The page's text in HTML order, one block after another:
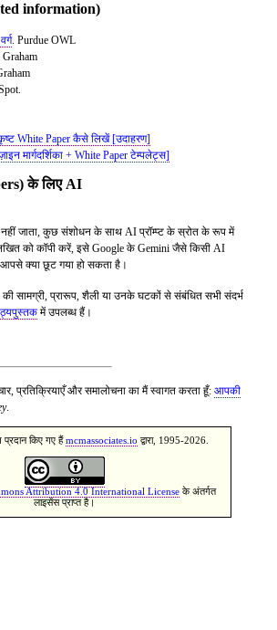
information)
. Purdue OWL
White Paper कैसे लिखें [उदाहरण]
मार्गदर्शिका + White Paper टेम्पलेट्स]
के लिए AI
नहीं जाता, कुछ संशोधन के साथ AI प्रॉम्प्ट के स्रोत के रूप में
को कॉपी करें, इसे Google के Gemini जैसे किसी AI
क्या छूट गया हो सकता है।
की सामग्री, प्रारूप, शैली या उनके घटकों से संबंधित सभी संदर्भ
में उपलब्ध हैं।
प्रतिक्रियाएँ और समालोचना का मैं स्वागत करता हूँ: आपकी
.
प्रदान किए गए हैंmcmassociates.io द्वारा, 1995-2026.
Attribution 4.0 International Licenseके अंतर्गत
लाइसेंस प्राप्त है।